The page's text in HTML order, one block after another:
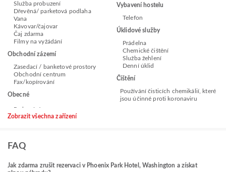
Služba probuzení
Dřevěná/ parketová podlaha
Vana
Kávovar/čajovar
Čaj zdarma
Filmy na vyžádání
Obchodní zázemí
Zasedací / banketové prostory
Obchodní centrum
Fax/kopírování
Obecné
Vybavení hostelu
Telefon
Úklidové služby
Prádelna
Chemické čištění
Služba žehlení
Denní úklid
Čištění
Používání čisticích chemikálií, které
jsou účinné proti koronaviru
Zobrazit všechna zařízení
FAQ
Jak zdarma zrušit rezervaci v Phoenix Park Hotel, Washington a získat